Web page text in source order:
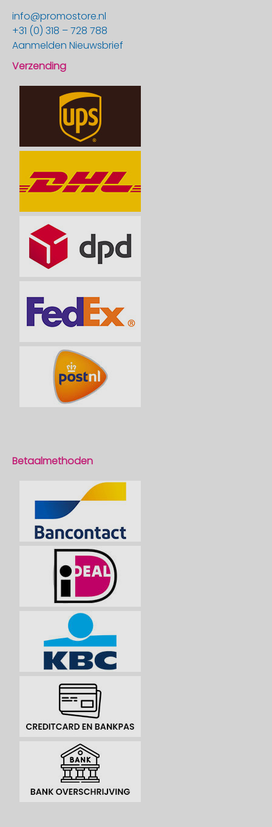
info@promostore.nl
+31 (0) 318 – 728 788
Aanmelden Nieuwsbrief
Verzending
Betaalmethoden